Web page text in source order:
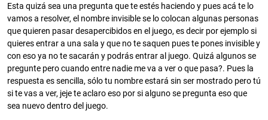
Esta quizá sea una pregunta que te estés haciendo y pues acá te lo
vamos a resolver, el nombre invisible se lo colocan algunas personas
que quieren pasar desapercibidos en el juego, es decir por ejemplo si
quieres entrar a una sala y que no te saquen pues te pones invisible y
con eso ya no te sacarán y podrás entrar al juego. Quizá algunos se
pregunte pero cuando entre nadie me va a ver o que pasa?. Pues la
respuesta es sencilla, sólo tu nombre estará sin ser mostrado pero tú
si te vas a ver, jeje te aclaro eso por si alguno se pregunta eso que
sea nuevo dentro del juego.